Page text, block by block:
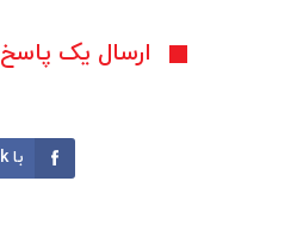
ارسال یک پاسخ
با Facebook وارد شوید